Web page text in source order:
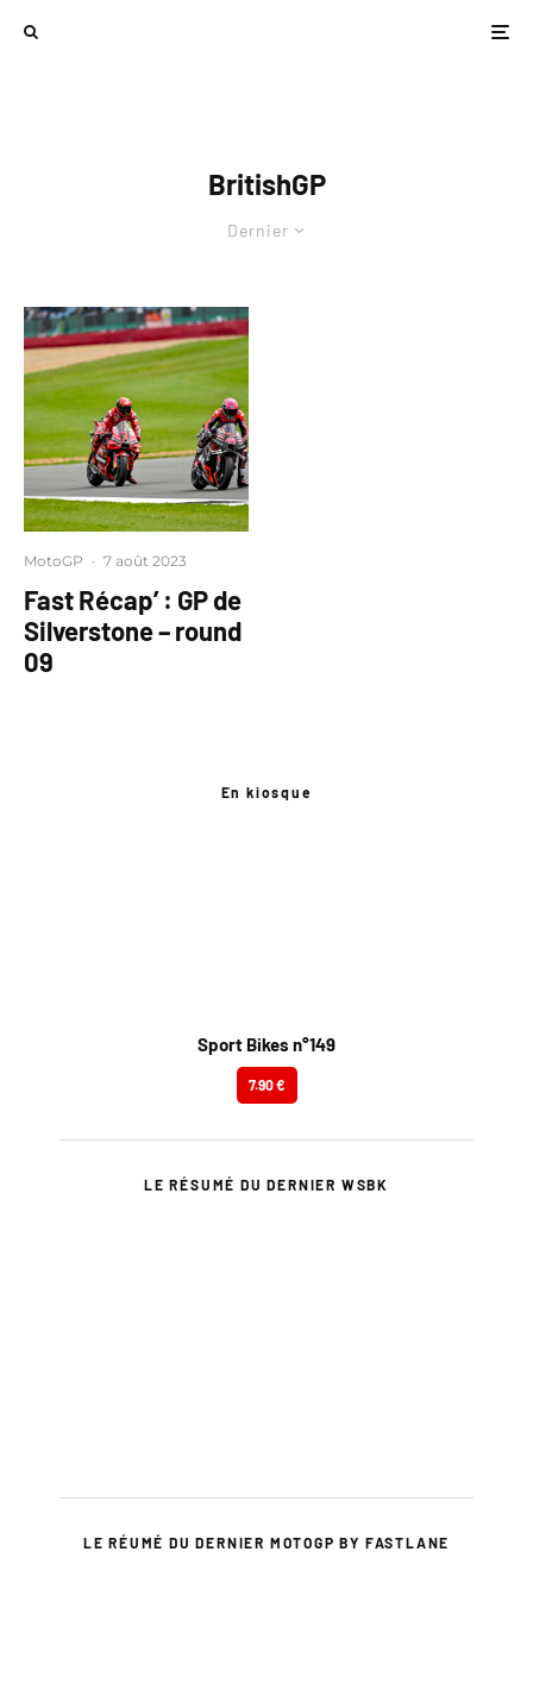
BritishGP
Dernier
MotoGP · 7 août 2023
Fast Récap’ : GP de
Silverstone – round
09
En kiosque
Sport Bikes n°149
7.90 €
LE RÉSUMÉ DU DERNIER WSBK
LE RÉUMÉ DU DERNIER MOTOGP BY FASTLANE